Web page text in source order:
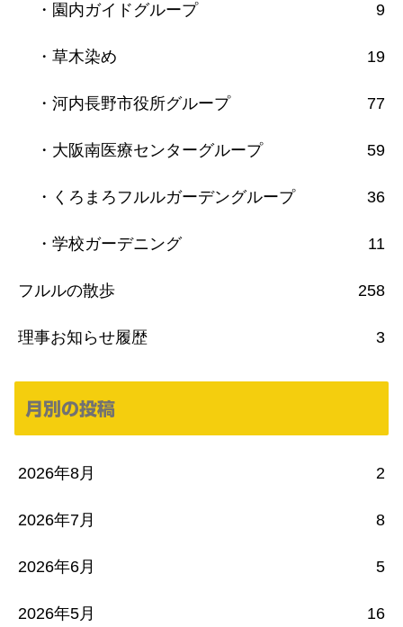
・園内ガイドグループ 9
・草木染め 19
・河内長野市役所グループ 77
・大阪南医療センターグループ 59
・くろまろフルルガーデングループ 36
・学校ガーデニング 11
フルルの散歩 258
理事お知らせ履歴 3
月別の投稿
2026年8月 2
2026年7月 8
2026年6月 5
2026年5月 16